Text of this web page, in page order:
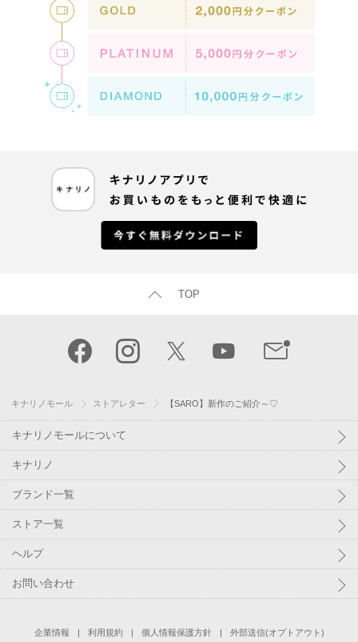
TOP
キナリノモール ストアレター 【SARO】新作のご紹介～♡
キナリノモールについて
キナリノ
ブランド一覧
ストア一覧
ヘルプ
お問い合わせ
企業情報 利用規約 個人情報保護方針 外部送信(オプトアウト)